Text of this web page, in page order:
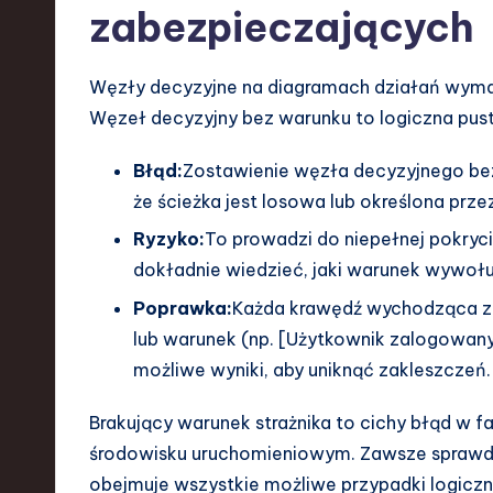
zabezpieczających
Węzły decyzyjne na diagramach działań
Węzeł decyzyjny bez warunku to logiczna
Błąd:Zostawienie węzła decyzyjnego
że ścieżka jest losowa lub określona
Ryzyko:To prowadzi do niepełnej
dokładnie wiedzieć, jaki warunek
Poprawka:Każda krawędź wychodząca
lub warunek (np. [Użytkownik
możliwe wyniki, aby uniknąć zakleszczeń.
Brakujący warunek strażnika to cichy błąd w
środowisku uruchomieniowym. Zawsze
obejmuje wszystkie możliwe przypadki